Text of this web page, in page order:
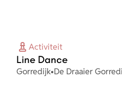
Activiteit
Line Dance
Plaats
Gorredijk•Organisatie
De Draaier